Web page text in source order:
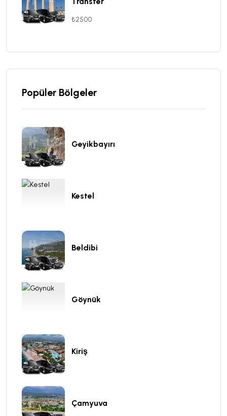
₺2500
Popüler Bölgeler
Geyikbayırı
Kestel
Beldibi
Göynük
Kiriş
Çamyuva